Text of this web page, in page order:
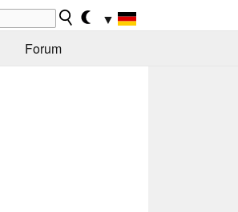
▼
Forum